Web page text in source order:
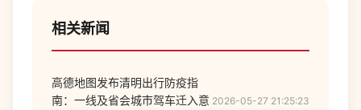
相关新闻
高德地图发布清明出行防疫指
南：一线及省会城市驾车迁入意 2026-05-27 21:25:23